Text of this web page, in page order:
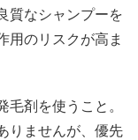
質なシャンプーを
用のリスクが高ま
剤を使うこと。
りませんが、優先